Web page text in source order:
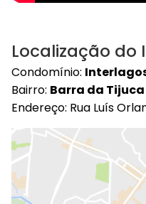
Localização do
Condomínio:
Bairro: Barra da Tijuca
Endereço: Rua Luís